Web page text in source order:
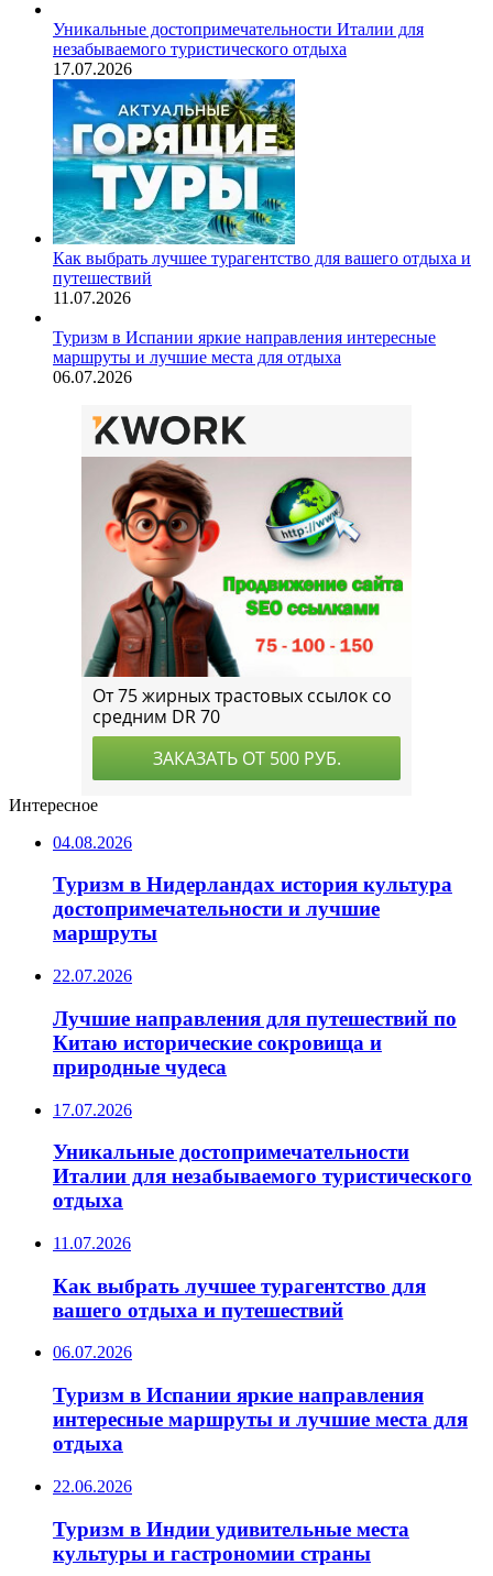
Уникальные достопримечательности Италии для
незабываемого туристического отдыха
17.07.2026
Как выбрать лучшее турагентство для вашего отдыха и
путешествий
11.07.2026
Туризм в Испании яркие направления интересные
маршруты и лучшие места для отдыха
06.07.2026
Интересное
04.08.2026
Туризм в Нидерландах история культура
достопримечательности и лучшие
маршруты
22.07.2026
Лучшие направления для путешествий по
Китаю исторические сокровища и
природные чудеса
17.07.2026
Уникальные достопримечательности
Италии для незабываемого туристического
отдыха
11.07.2026
Как выбрать лучшее турагентство для
вашего отдыха и путешествий
06.07.2026
Туризм в Испании яркие направления
интересные маршруты и лучшие места для
отдыха
22.06.2026
Туризм в Индии удивительные места
культуры и гастрономии страны